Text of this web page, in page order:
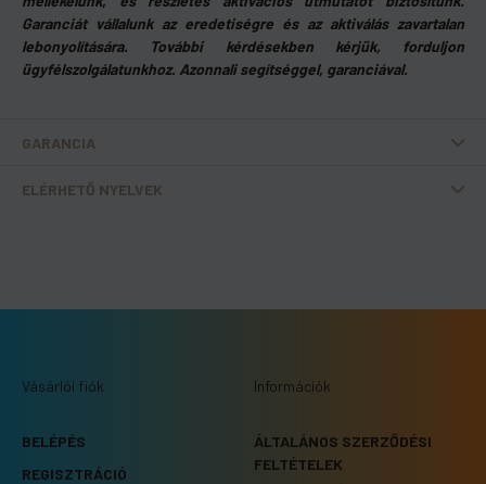
Garanciát vállalunk az eredetiségre és az aktiválás zavartalan
lebonyolítására. További kérdésekben kérjük, forduljon
ügyfélszolgálatunkhoz. Azonnali segítséggel, garanciával.
GARANCIA
ELÉRHETŐ NYELVEK
Vásárlói fiók
BELÉPÉS
REGISZTRÁCIÓ
Információk
ÁLTALÁNOS SZERZŐDÉSI
FELTÉTELEK